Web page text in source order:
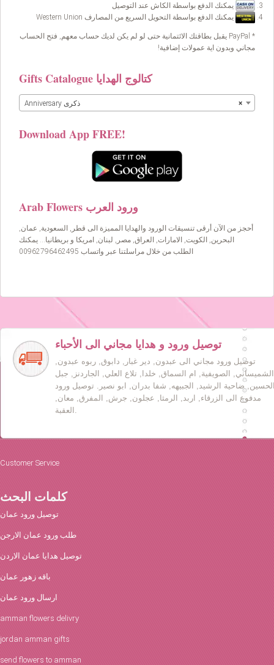
يمكنك الدفع بواسطة الكاش عند التوصيل
يمكنك الدفع بواسطة التحويل السريع من المصارف Western Union
* PayPal يقبل بطاقتك الائتمانية حتى لو لم يكن لديك حساب معهم, فتح الحساب
مجاني وبدون اية عمولات إضافية!
Gifts Catalogue كتالوج الهدايا
× Anniversary ذكرى
Download App FREE!
Arab Flowers ورود العرب
أحجز من الآن أرقى تنسيقات الورود والهدايا المميزة الى قطر, السعودية, عمان,
البحرين, الكويت, الامارات, العراق, مصر, لبنان, امريكا و بريطانيا… يمكنك
الطلب من خلال مراسلتنا عبر واتساب 00962796462495
توصيل ورود و هدايا مجاني الى الأحباء
توصيل ورود مجاني الى عبدون, دير غبار, دابوق, ربوه عبدون,
الشميساني, الصويفية, ام السماق, خلدا, تلاع العلي, الجاردنز, جبل
ضاحية الرشيد, الجبيهه, شفا بدران, ابو نصير. توصيل ورود
مدفوع الى الزرقاء, اربد, الرمثا, عجلون, جرش, المفرق, معان,
العقبة.
Customer Service
كلمات البحث
توصيل ورود عمان
طلب ورود عمان الارجن
توصيل هدايا عمان الاردن
باقه زهور عمان
ارسال ورود عمان
amman flowers delivry
jordan amman gifts
send flowers to amman